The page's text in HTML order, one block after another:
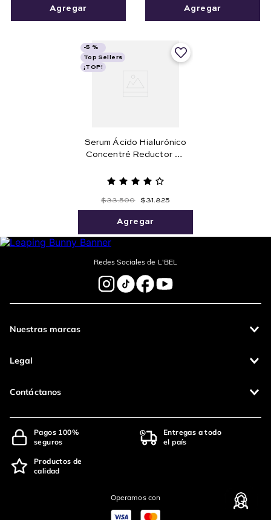
Agregar Agregar
Serum Ácido Hialurónico
Concentré Reductor de
-5 %
Top Sellers
¡TOP!
$33.500 $31.825
Agregar
Redes Sociales de L'BEL
Nuestras marcas
Legal
Contáctanos
Pagos 100%
seguros
Entregas a todo
el país
Productos de
calidad
Operamos con